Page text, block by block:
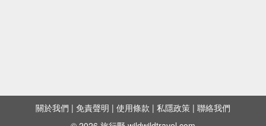
關於我們 | 免責聲明 | 使用條款 | 私隱政策 | 聯絡我們